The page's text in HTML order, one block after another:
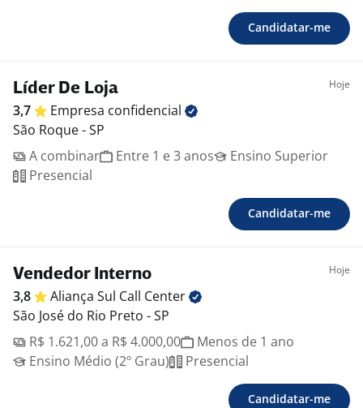
Candidatar-me
Líder De Loja Hoje
3,7 Empresa confidencial
São Roque - SP
A combinar
Entre 1 e 3 anos
Ensino Superior
Presencial
Candidatar-me
Vendedor Interno Hoje
3,8 Aliança Sul Call Center
São José do Rio Preto - SP
R$ 1.621,00 a R$ 4.000,00
Menos de 1 ano
Ensino Médio (2º Grau)
Presencial
Candidatar-me